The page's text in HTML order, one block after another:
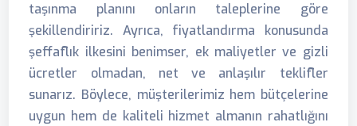
taşınma planını onların taleplerine göre
şekillendiririz. Ayrıca, fiyatlandırma konusunda
şeffaflık ilkesini benimser, ek maliyetler ve gizli
ücretler olmadan, net ve anlaşılır teklifler
sunarız. Böylece, müşterilerimiz hem bütçelerine
uygun hem de kaliteli hizmet almanın rahatlığını